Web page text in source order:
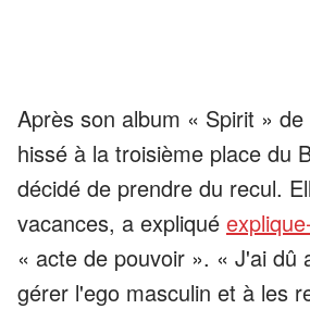
Après son album « Spirit »
hissé à la troisième place du
décidé de prendre du recul.
vacances, a expliqué
« acte de pouvoir ». « J'ai dû
gérer l'ego masculin et à les